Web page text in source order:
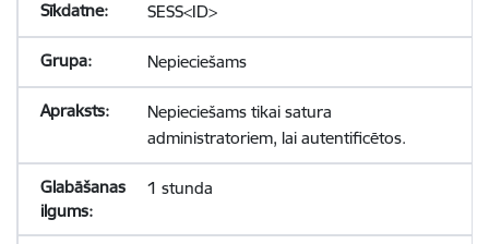
SESS<ID>
Nepieciešams
Nepieciešams tikai satura
administratoriem, lai autentificētos.
1 stunda